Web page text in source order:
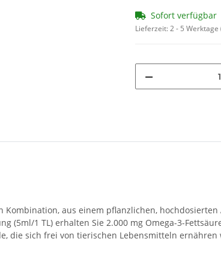
Sofort verfügbar
Lieferzeit:2 - 5 Werktage
Kombination, aus einem pflanzlichen,
(5ml/1 TL) erhalten Sie 2.000 mg Omega-3-
die sich frei von tierischen Lebensmitteln ernähren